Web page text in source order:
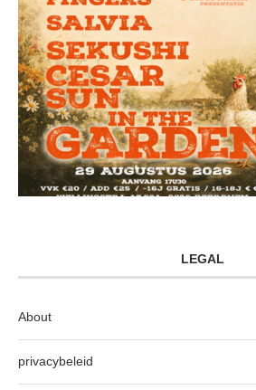
LEGAL
About
privacybeleid